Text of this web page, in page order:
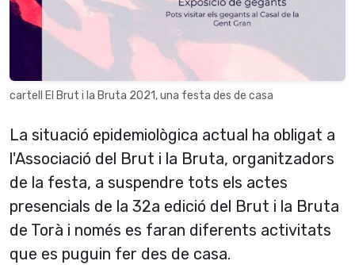
cartell El Brut i la Bruta 2021, una festa des de casa
La situació epidemiològica actual ha obligat a
l'Associació del Brut i la Bruta, organitzadors
de la festa, a suspendre tots els actes
presencials de la 32a edició del Brut i la Bruta
de Torà i només es faran diferents activitats
que es puguin fer des de casa.